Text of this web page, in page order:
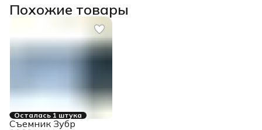
Похожие товары
Осталась 1 штука
Съемник Зубр